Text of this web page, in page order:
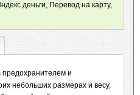
деньги, Перевод на карту,
предохранителем и
небольших размерах и весу,